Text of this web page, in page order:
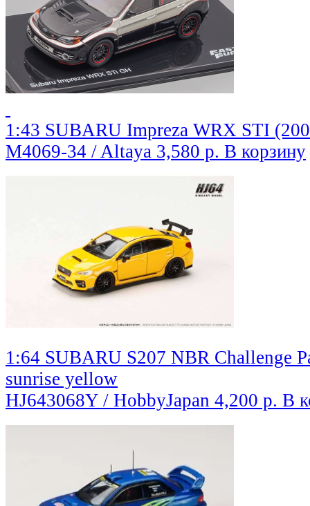
1:43 SUBARU Impreza WRX STI
M4069-34 / Altaya 3,580 р. В корзину
1:64 SUBARU S207 NBR Challenge
sunrise yellow
HJ643068Y / HobbyJapan 4,200 р. В